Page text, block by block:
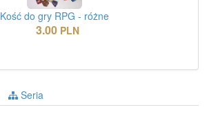
Kość do gry RPG - różne
3.00 PLN
Seria